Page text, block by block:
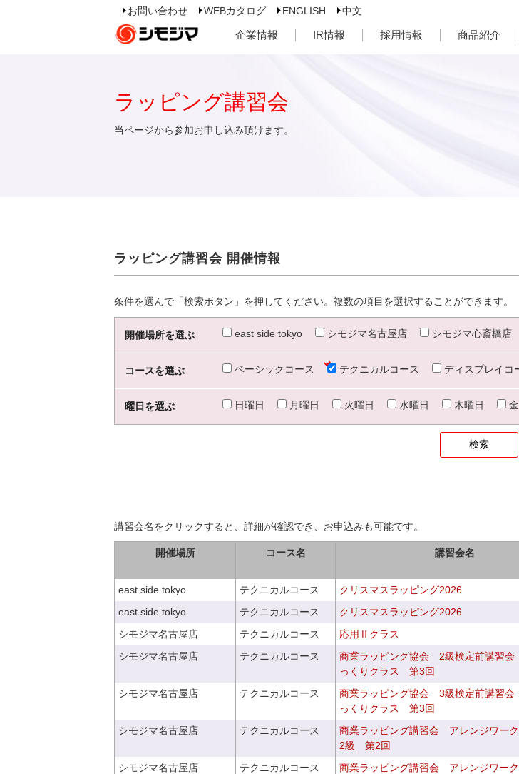
お問い合わせ WEBカタログ ENGLISH 中文
企業情報 IR情報 採用情報 商品紹介
ラッピング講習会
当ページから参加お申し込み頂けます。
ラッピング講習会 開催情報
条件を選んで「検索ボタン」を押してください。複数の項目を選択することができます。
開催場所を選ぶ east side tokyo シモジマ名古屋店 シモジマ心斎橋店
コースを選ぶ ベーシックコース テクニカルコース ディスプレイコ
曜日を選ぶ 日曜日 月曜日 火曜日 水曜日 木曜日
講習会名をクリックすると、詳細が確認でき、お申込みも可能です。
開催場所 コース名 講習会名
east side tokyo テクニカルコース クリスマスラッピング2026
east side tokyo
テクニカルコース クリスマスラッピング2026
シモジマ名古屋店
テクニカルコース 応用Ⅱクラス
シモジマ名古屋店
テクニカルコース
商業ラッピング協会 2級検定前講習
っくりクラス 第3回
シモジマ名古屋店 テクニカルコース
商業ラッピング協会 3級検定前講習
っくりクラス 第3回
シモジマ名古屋店 テクニカルコース
商業ラッピング講習会 アレンジワー
2級 第2回
シモジマ名古屋店 テクニカルコース
商業ラッピング講習会 アレンジワー